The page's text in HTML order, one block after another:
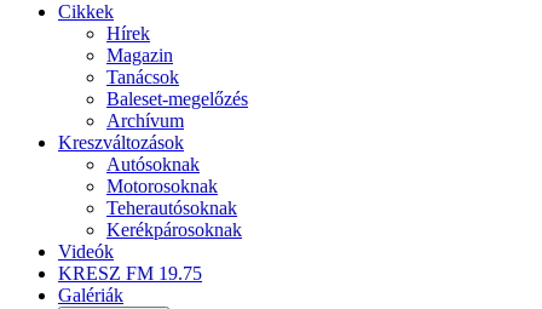
Cikkek
Hírek
Magazin
Tanácsok
Baleset-megelőzés
Archívum
Kreszváltozások
Autósoknak
Motorosoknak
Teherautósoknak
Kerékpárosoknak
Videók
KRESZ FM 19.75
Galériák